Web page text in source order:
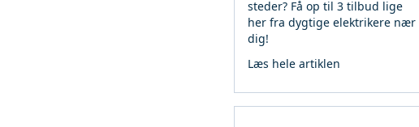
steder? Få op til 3 tilbud lige
her fra dygtige elektrikere nær
dig!
Læs hele artiklen